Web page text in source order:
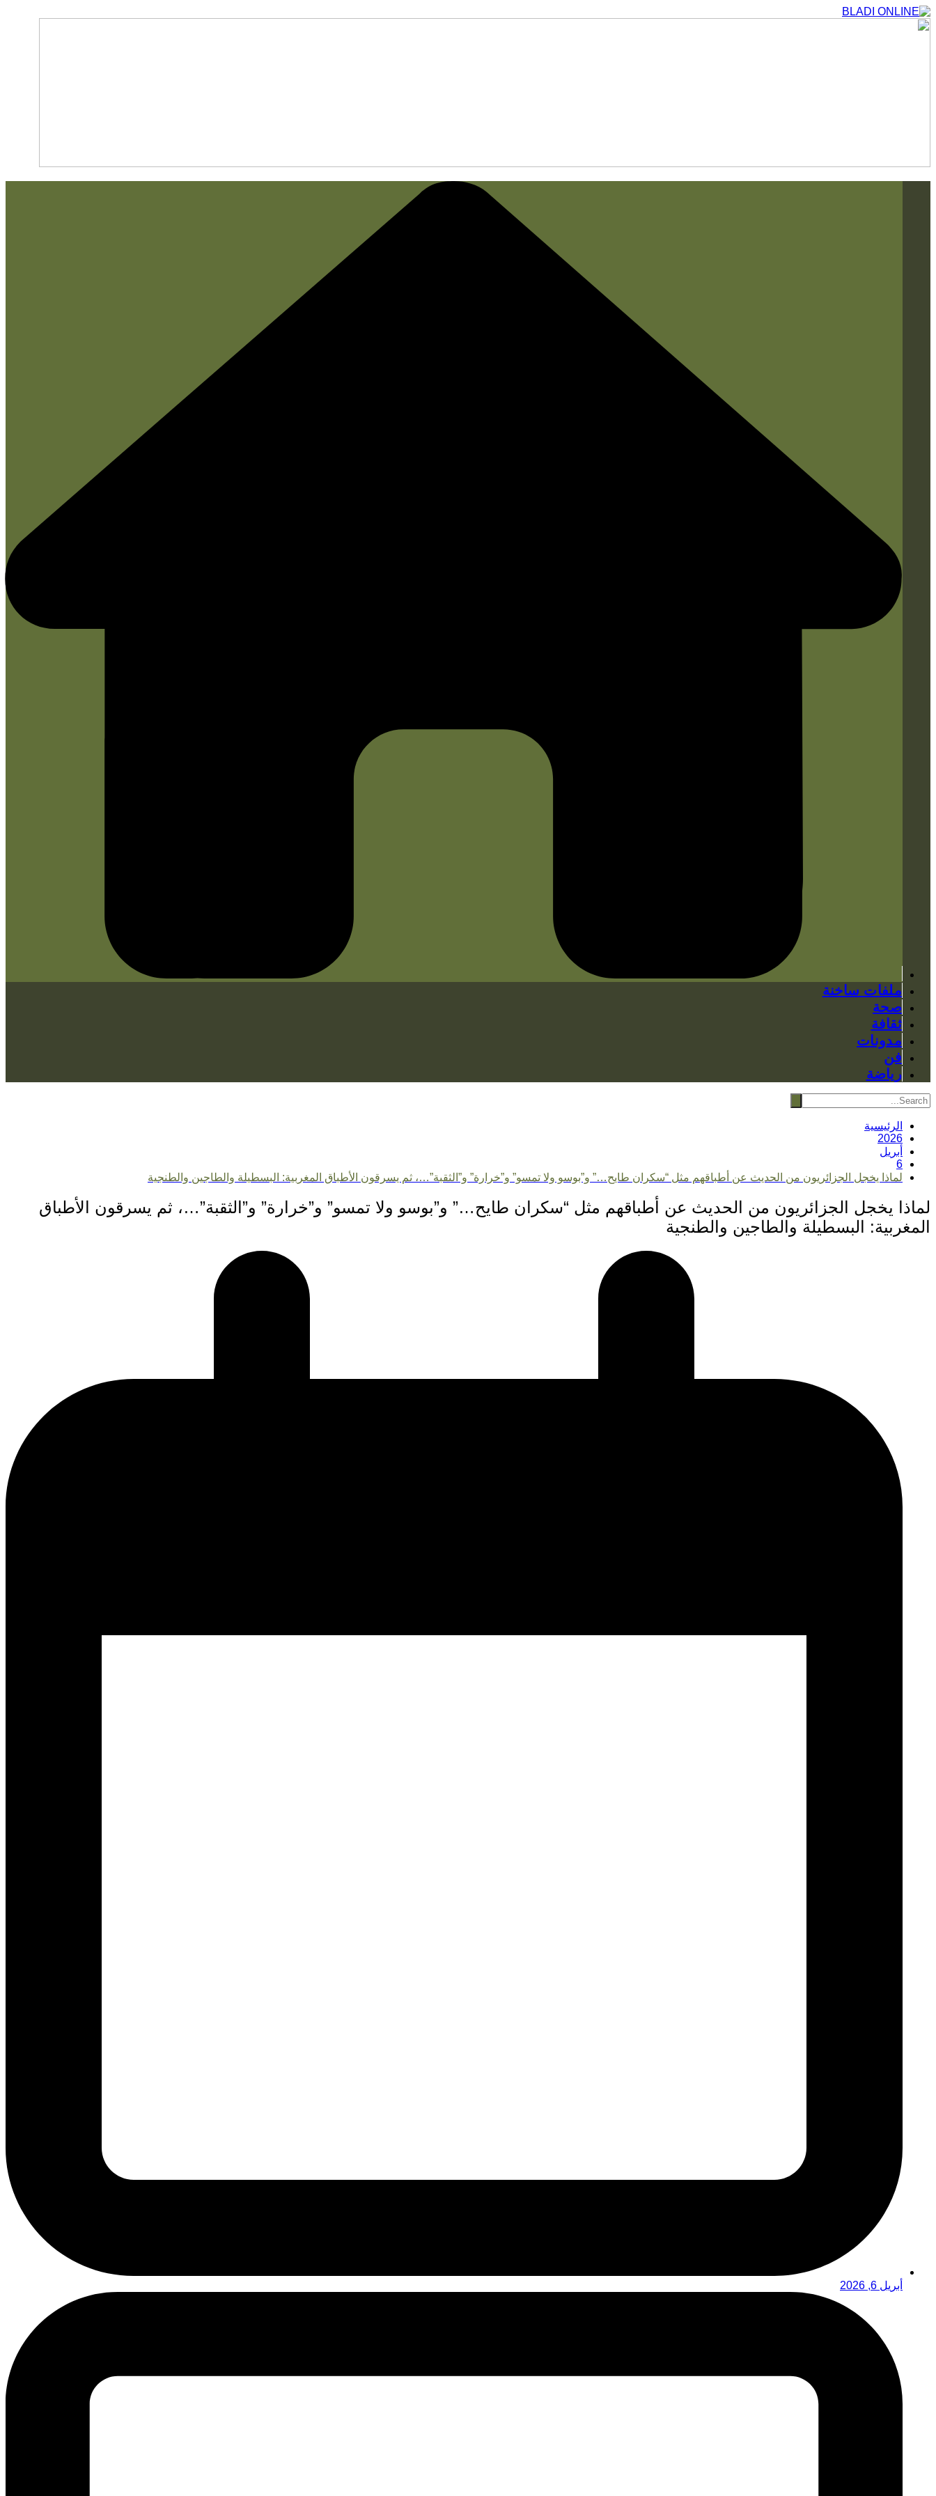
التجاوز
إلى
ملفات ساخنة
صحة
ثقافة
مدونات
فن
رياضة
الرئيسية
2026
أبريل
6
لماذا يخجل الجزائريون من الحديث عن أطباقهم مثل “سكران طايح…” و”بوسو ولا تمسو” و”خرارة” و”الثقبة”…، ثم يسرقون الأطباق المغربية: البسطيلة والطاجين والطنجية
لماذا يخجل الجزائريون من الحديث عن أطباقهم مثل “سكران طايح…” و”بوسو ولا تمسو” و”خرارة” و”الثقبة”…، ثم يسرقون الأطباق
المغربية: البسطيلة والطاجين والطنجية
أبريل 6, 2026